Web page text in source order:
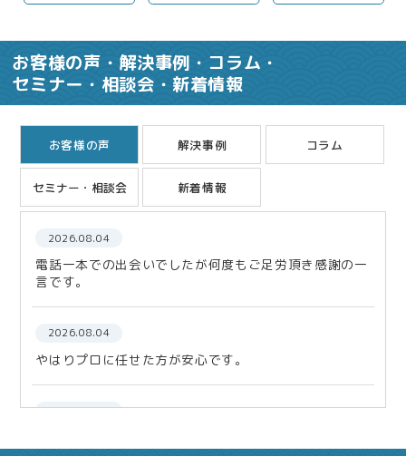
お客様の声・解決事例・コラム・
セミナー・相談会・新着情報
お客様の声 解決事例 コラム
セミナー・相談会 新着情報
2026.08.04
電話一本での出会いでしたが何度もご足労頂き感謝の一
言です。
2026.08.04
やはりプロに任せた方が安心です。
2026.02.10